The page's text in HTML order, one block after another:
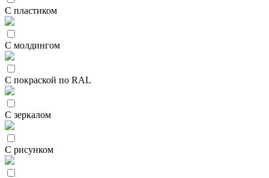
С пластиком
С молдингом
С покраской по RAL
С зеркалом
С рисунком